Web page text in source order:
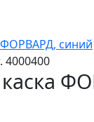
4000400